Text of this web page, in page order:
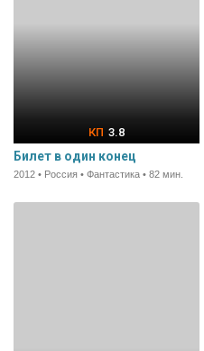
3.8
Билет в один конец
2012 • Россия • Фантастика • 82 мин.